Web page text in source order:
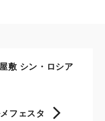
敷 シン・ロシア
フェスタ